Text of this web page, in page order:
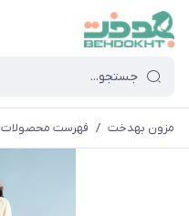
مزون بهدخت / فهرست محصولات